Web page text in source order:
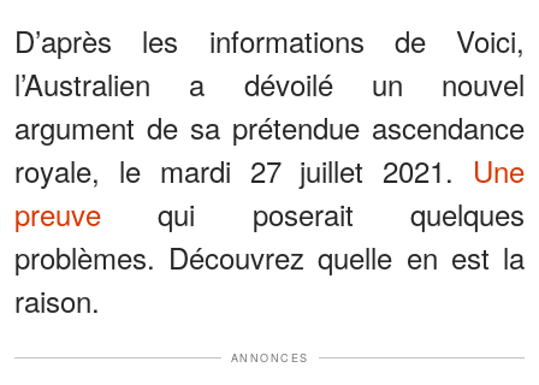
D’après les informations de Voici,
l’Australien a dévoilé un nouvel
argument de sa prétendue ascendance
royale, le mardi 27 juillet 2021. Une
preuve qui poserait quelques
problèmes. Découvrez quelle en est la
raison.
ANNONCES